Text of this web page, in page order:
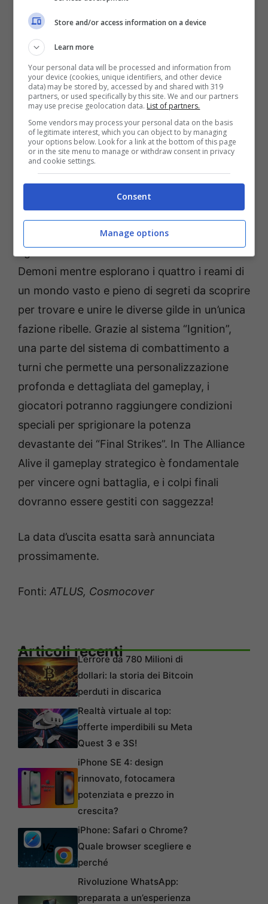
inghiottendo innumerevoli città nella sua
furia. L’umanità fu decimata. Centinaia di anni
più tardi, i Demoni governano dalla cima di
una società gerarchica, ma è giunto il
momento della ribellione. Il mondo sta per
cambiare di nuovo…
IMMAGINI
I giocatori dovranno combattere contro i
Demoni mentre esplorano i quattro i reami di
un mondo vasto e pieno di segreti da scoprire
per trovare e unire le diverse gilde in un’unica
fazione ribelle. Grazie al sistema “Ignition”,
una parte del sistema di combattimento a
turni che permette una personalizzazione
profonda e dettagliata del gameplay, i
giocatori potranno raggiungere condizioni
speciali per sprigionare la potenza
devastante dei “Final Strikes”. In The Alliance
Alive il gameplay strategico è fondamentale
per vincere ogni battaglia, e i colpi finali
dovranno essere gestiti con saggezza!
La data d’uscita esatta sarà annunciata
prossimamente.
Fonti: ATLUS, Cosmocover
Articoli recentiL’errore da 780 Milioni di
dollari: la storia dei Bitcoin
perduti in discarica
Realtà virtuale al top:
offerte imperdibili su Meta
Quest 3 e 3S!
iPhone SE 4: design
rinnovato, fotocamera
potenziata e prezzo in
crescita?
iPhone: Safari o Chrome?
Quale browser scegliere e
perché
Rivoluzione WhatsApp:
preparata a un’esperienza
Store and/or access information on a device
Learn more
Your personal data will be processed and information from
your device (cookies, unique identifiers, and other device
data) may be stored by, accessed by and shared with 319
partners, or used specifically by this site. We and our partners
may use precise geolocation data. List of partners.
Some vendors may process your personal data on the basis
of legitimate interest, which you can object to by managing
your options below. Look for a link at the bottom of this page
or in the site menu to manage or withdraw consent in privacy
and cookie settings.
Consent
Manage options